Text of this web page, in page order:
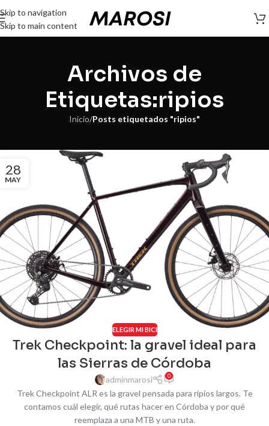
Skip to navigation
Skip to main content
Archivos de
Etiquetas:ripios
Inicio/Posts etiquetados "ripios"
28
MAY
ELEGIR MI BICI
Trek Checkpoint: la gravel ideal para
las Sierras de Córdoba
adminmarosi 0
Trek Checkpoint ALR es la gravel pensada para ripios largos. Te
contamos cuál elegir, qué rutas hacer en Córdoba y por qué
reemplaza a una MTB y una ruta.